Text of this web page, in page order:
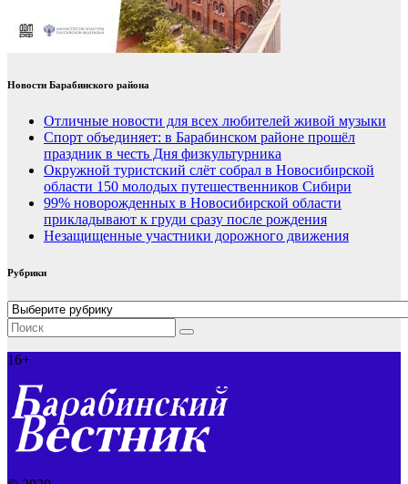
Новости Барабинского района
Отличные новости для всех любителей живой музыки
Спорт объединяет: в Барабинском районе прошёл
праздник в честь Дня физкультурника
Окружной туристский слёт собрал в Новосибирской
области 150 молодых путешественников Сибири
99% новорожденных в Новосибирской области
прикладывают к груди сразу после рождения
Незащищенные участники дорожного движения
Рубрики
Рубрики
16+